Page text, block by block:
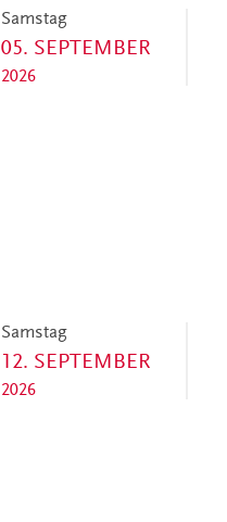
Samstag
05. SEPTEMBER
2026
Samstag
12. SEPTEMBER
2026